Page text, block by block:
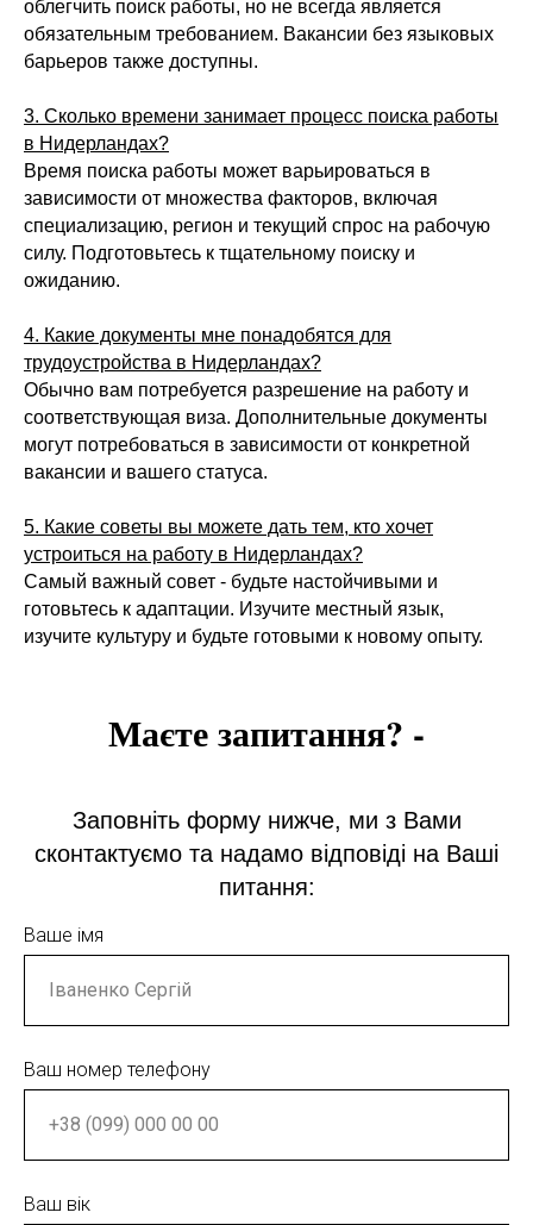
облегчить поиск работы, но не всегда является
обязательным требованием. Вакансии без языковых
барьеров также доступны.
3. Сколько времени занимает процесс поиска работы
в Нидерландах?
Время поиска работы может варьироваться в
зависимости от множества факторов, включая
специализацию, регион и текущий спрос на рабочую
силу. Подготовьтесь к тщательному поиску и
ожиданию.
4. Какие документы мне понадобятся для
трудоустройства в Нидерландах?
Обычно вам потребуется разрешение на работу и
соответствующая виза. Дополнительные документы
могут потребоваться в зависимости от конкретной
вакансии и вашего статуса.
5. Какие советы вы можете дать тем, кто хочет
устроиться на работу в Нидерландах?
Самый важный совет - будьте настойчивыми и
готовьтесь к адаптации. Изучите местный язык,
изучите культуру и будьте готовыми к новому опыту.
Маєте запитання? -
Заповніть форму нижче, ми з Вами
сконтактуємо та надамо відповіді на Ваші
питання:
Ваше імя
Ваш номер телефону
Ваш вік